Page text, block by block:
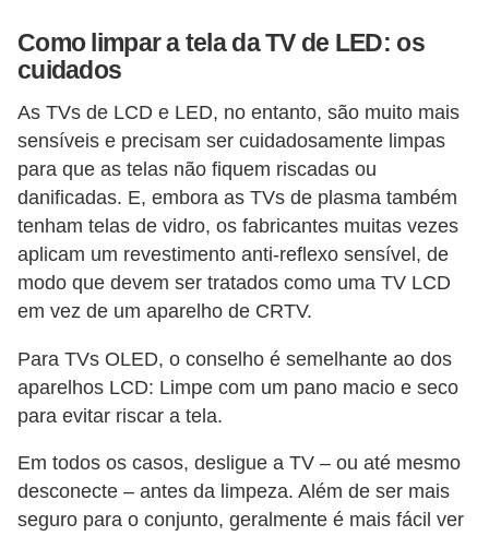
Como limpar a tela da TV de LED: os
cuidados
As TVs de LCD e LED, no entanto, são muito mais
sensíveis e precisam ser cuidadosamente limpas
para que as telas não fiquem riscadas ou
danificadas. E, embora as TVs de plasma também
tenham telas de vidro, os fabricantes muitas vezes
aplicam um revestimento anti-reflexo sensível, de
modo que devem ser tratados como uma TV LCD
em vez de um aparelho de CRTV.
Para TVs OLED, o conselho é semelhante ao dos
aparelhos LCD: Limpe com um pano macio e seco
para evitar riscar a tela.
Em todos os casos, desligue a TV – ou até mesmo
desconecte – antes da limpeza. Além de ser mais
seguro para o conjunto, geralmente é mais fácil ver
A
a
n
A
n
d
r
s
G
A